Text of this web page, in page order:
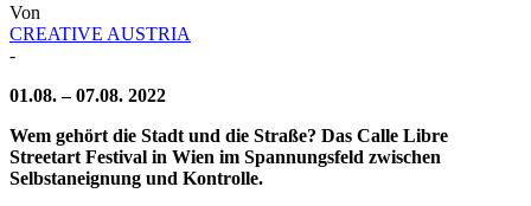
Von
CREATIVE AUSTRIA
-
01.08. – 07.08. 2022
Wem gehört die Stadt und die Straße? Das Calle Libre
Streetart Festival in Wien im Spannungsfeld zwischen
Selbstaneignung und Kontrolle.